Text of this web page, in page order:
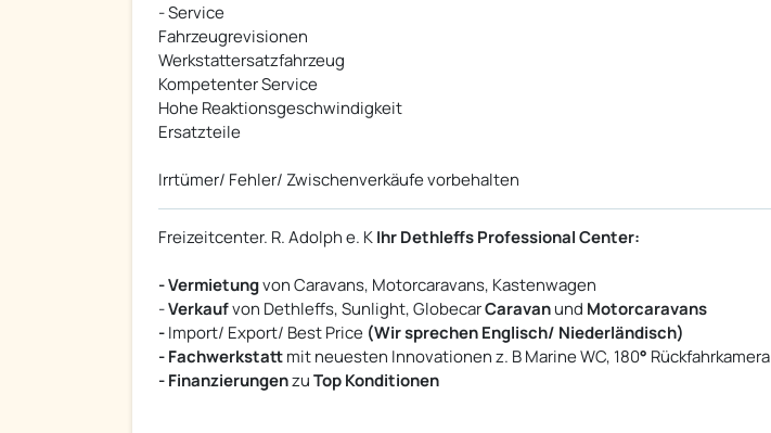
- Service
Fahrzeugrevisionen
Werkstattersatzfahrzeug
Kompetenter Service
Hohe Reaktionsgeschwindigkeit
Ersatzteile
Irrtümer/ Fehler/ Zwischenverkäufe vorbehalten
Freizeitcenter. R. Adolph e. KIhr Dethleffs Professional Center:
- Vermietungvon Caravans, Motorcaravans, Kastenwagen
-Verkaufvon Dethleffs, Sunlight, GlobecarCaravanund Motorcaravans
-Import/ Export/ Best Price (Wir sprechen Englisch/ Niederländisch)
- Fachwerkstattmit neuesten Innovationen z. B Marine WC, 180° Rückfahrkamera
- FinanzierungenzuTop Konditionen